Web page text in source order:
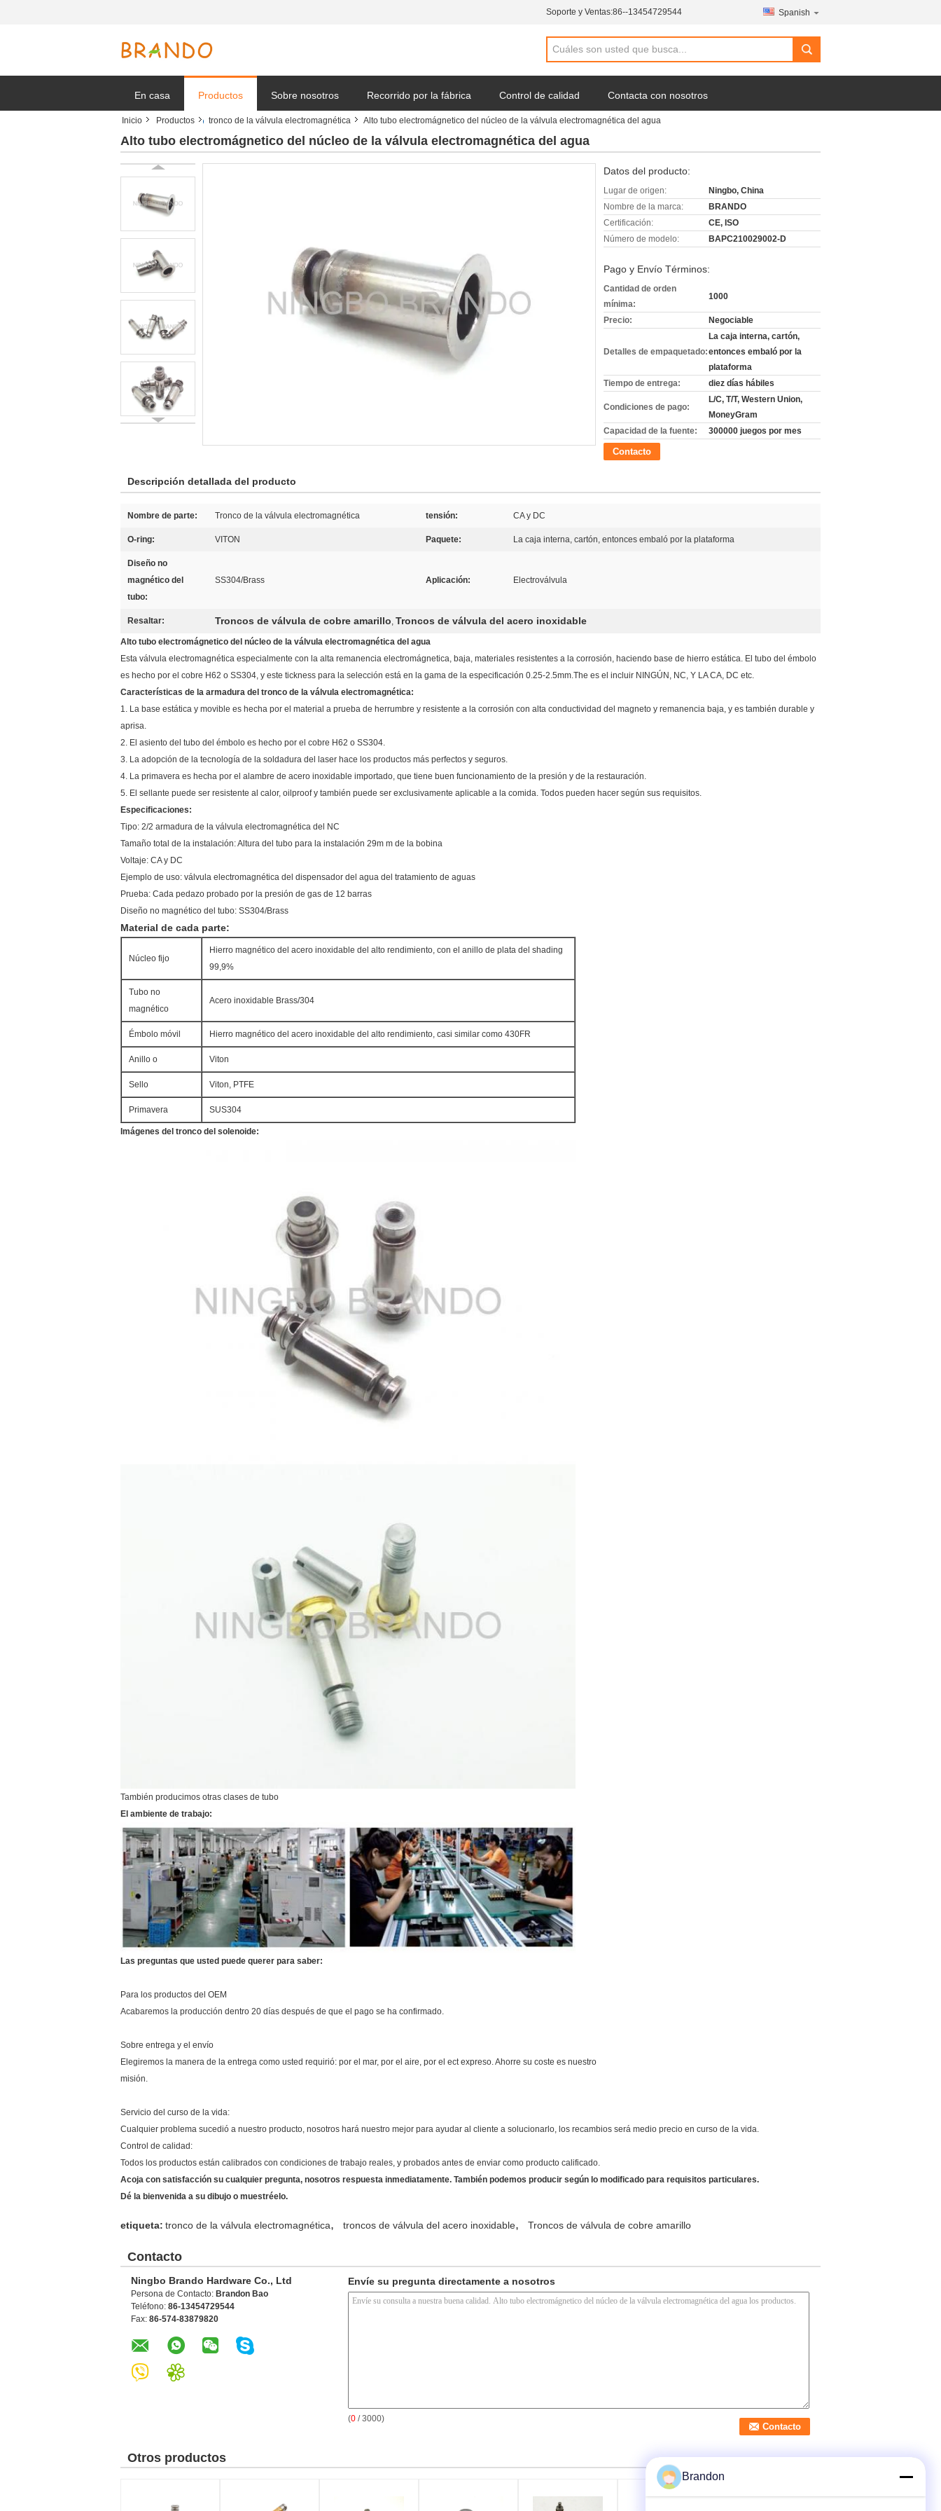
Soporte y Ventas:86--13454729544 Spanish
En casa Productos Sobre nosotros Recorrido por la fábrica Control de calidad Contacta con nosotros
Solicitar una cotización Noticias de la compañía
Inicio Productos tronco de la válvula electromagnética Alto tubo electromágnetico del núcleo de la válvula electromagnética del agua
Alto tubo electromágnetico del núcleo de la válvula electromagnética del agua
Datos del producto:
Lugar de origen:
Ningbo, China
Nombre de la marca:
BRANDO
Certificación:
CE, ISO
Número de modelo:
BAPC210029002-D
Pago y Envío Términos:
Cantidad de orden
mínima:
1000
Precio: Negociable
Detalles de empaquetado:
La caja interna, cartón,
entonces embaló por la
plataforma
Tiempo de entrega:
diez días hábiles
Condiciones de pago:
L/C, T/T, Western Union,
MoneyGram
Capacidad de la fuente:
300000 juegos por mes
Contacto
Descripción detallada del producto
Nombre de parte: Tronco de la válvula electromagnética tensión: CA y DC
O-ring: VITON Paquete: La caja interna, cartón, entonces embaló por la plataforma
Diseño no
magnético del
tubo:
SS304/Brass Aplicación: Electroválvula
Resaltar: Troncos de válvula de cobre amarillo, Troncos de válvula del acero inoxidable
Alto tubo electromágnetico del núcleo de la válvula electromagnética del agua
Esta válvula electromagnética especialmente con la alta remanencia electromágnetica, baja, materiales resistentes a la corrosión, haciendo base de hierro estática. El tubo del émbolo
es hecho por el cobre H62 o SS304, y este tickness para la selección está en la gama de la especificación 0.25-2.5mm.The es el incluir NINGÚN, NC, Y LA CA, DC etc.
Características de la armadura del tronco de la válvula electromagnética:
1. La base estática y movible es hecha por el material a prueba de herrumbre y resistente a la corrosión con alta conductividad del magneto y remanencia baja, y es también durable y
aprisa.
2. El asiento del tubo del émbolo es hecho por el cobre H62 o SS304.
3. La adopción de la tecnología de la soldadura del laser hace los productos más perfectos y seguros.
4. La primavera es hecha por el alambre de acero inoxidable importado, que tiene buen funcionamiento de la presión y de la restauración.
5. El sellante puede ser resistente al calor, oilproof y también puede ser exclusivamente aplicable a la comida. Todos pueden hacer según sus requisitos.
Especificaciones:
Tipo: 2/2 armadura de la válvula electromagnética del NC
Tamaño total de la instalación: Altura del tubo para la instalación 29m m de la bobina
Voltaje: CA y DC
Ejemplo de uso: válvula electromagnética del dispensador del agua del tratamiento de aguas
Prueba: Cada pedazo probado por la presión de gas de 12 barras
Diseño no magnético del tubo: SS304/Brass
Material de cada parte:
Núcleo fijo
Hierro magnético del acero inoxidable del alto rendimiento, con el anillo de plata del shading
99,9%
Tubo no
magnético
Acero inoxidable Brass/304
Émbolo móvil Hierro magnético del acero inoxidable del alto rendimiento, casi similar como 430FR
Anillo o Viton
Sello Viton, PTFE
Primavera SUS304
Imágenes del tronco del solenoide:
También producimos otras clases de tubo
El ambiente de trabajo:
Las preguntas que usted puede querer para saber:
Para los productos del OEM
Acabaremos la producción dentro 20 días después de que el pago se ha confirmado.
Sobre entrega y el envío
Elegiremos la manera de la entrega como usted requirió: por el mar, por el aire, por el ect expreso. Ahorre su coste es nuestro
misión.
Servicio del curso de la vida:
Cualquier problema sucedió a nuestro producto, nosotros hará nuestro mejor para ayudar al cliente a solucionarlo, los recambios será medio precio en curso de la vida.
Control de calidad:
Todos los productos están calibrados con condiciones de trabajo reales, y probados antes de enviar como producto calificado.
Acoja con satisfacción su cualquier pregunta, nosotros respuesta inmediatamente. También podemos producir según lo modificado para requisitos particulares.
Dé la bienvenida a su dibujo o muestréelo.
etiqueta: tronco de la válvula electromagnética, troncos de válvula del acero inoxidable, Troncos de válvula de cobre amarillo
Contacto
Ningbo Brando Hardware Co., Ltd
Persona de Contacto: Brandon Bao
Teléfono: 86-13454729544
Fax: 86-574-83879820
Envíe su pregunta directamente a nosotros
(0 / 3000)
Otros productos
Brandon